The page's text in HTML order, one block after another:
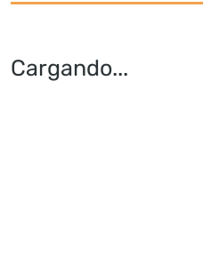
Cargando...